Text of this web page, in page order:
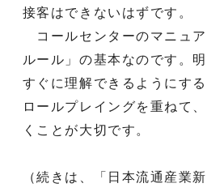
接客はできないはずです。
コールセンターのマニュ
ルール」の基本なのです。
すぐに理解できるようにす
ロールプレイングを重ねて
くことが大切です。
（続きは、「日本流通産業